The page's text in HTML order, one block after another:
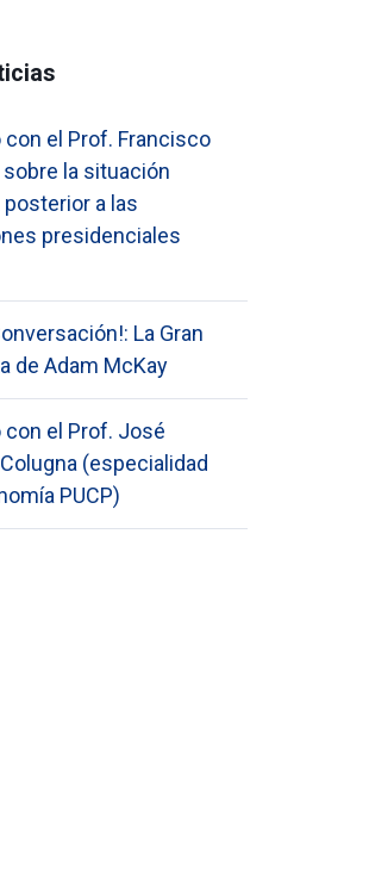
con el Prof. Francisco
sobre la situación
a las
presidenciales
La Gran
de Adam McKay
con el Prof. José
(especialidad
PUCP)